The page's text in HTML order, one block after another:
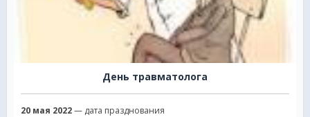
День травматолога
20 мая 2022— дата празднования